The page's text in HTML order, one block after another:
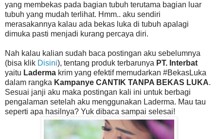
yang membekas pada bagian tubuh terutama bagian luar
tubuh yang mudah terlihat. Hmm.. aku sendiri
merasakannya kalau ada bekas luka di tubuh apalagi
dimuka pasti menjadi kurang percaya diri.
Nah kalau kalian sudah baca postingan aku sebelumnya
(bisa klik Disini), tentang produk terbarunya PT. Interbat
yaitu Laderma krim yang efektif memudarkan #BekasLuka
dalam rangka Kampanye CANTIK TANPA BEKAS LUKA.
Sesuai janji aku maka postingan kali ini untuk berbagi
pengalaman setelah aku menggunakan Laderma. Mau tau
seperti apa hasilnya? Yuk dibaca sampai selesai!